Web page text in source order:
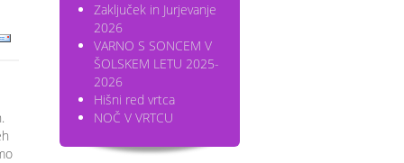
Zaključek in Jurjevanje
2026
VARNO S SONCEM V
ŠOLSKEM LETU 2025-
2026
Hišni red vrtca
NOČ V VRTCU